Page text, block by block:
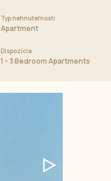
Typ nehnuteľnosti
Apartment
Dispozícia
1 - 3 Bedroom Apartments